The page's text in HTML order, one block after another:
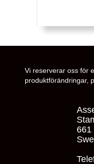
Vi reserverar oss för
produktförändringar,
661